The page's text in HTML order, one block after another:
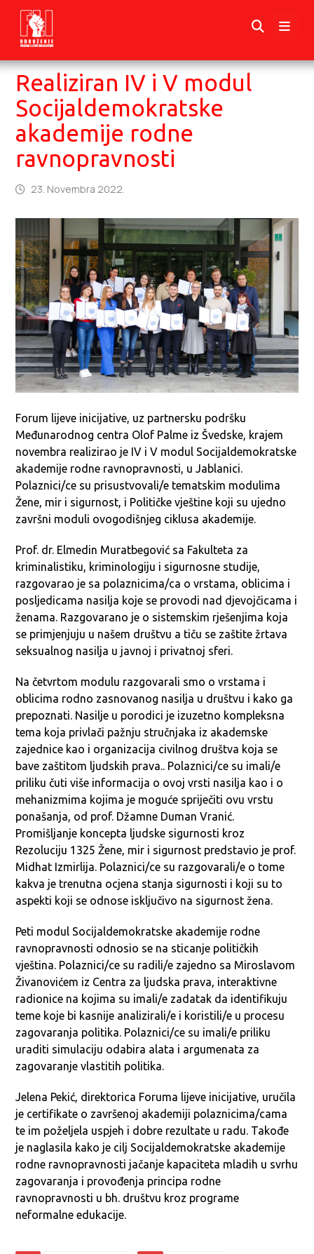
Realiziran IV i V modul
Socijaldemokratske
akademije rodne
ravnopravnosti
23. Novembra 2022.
Forum lijeve inicijative, uz partnersku podršku
Međunarodnog centra Olof Palme iz Švedske, krajem
novembra realizirao je IV i V modul Socijaldemokratske
akademije rodne ravnopravnosti, u Jablanici.
Polaznici/ce su prisustvovali/e tematskim modulima
Žene, mir i sigurnost, i Političke vještine koji su ujedno
završni moduli ovogodišnjeg ciklusa akademije.
Prof. dr. Elmedin Muratbegović sa Fakulteta za
kriminalistiku, kriminologiju i sigurnosne studije,
razgovarao je sa polaznicima/ca o vrstama, oblicima i
posljedicama nasilja koje se provodi nad djevojčicama i
ženama. Razgovarano je o sistemskim rješenjima koja
se primjenjuju u našem društvu a tiču se zaštite žrtava
seksualnog nasilja u javnoj i privatnoj sferi.
Na četvrtom modulu razgovarali smo o vrstama i
oblicima rodno zasnovanog nasilja u društvu i kako ga
prepoznati. Nasilje u porodici je izuzetno kompleksna
tema koja privlači pažnju stručnjaka iz akademske
zajednice kao i organizacija civilnog društva koja se
bave zaštitom ljudskih prava.. Polaznici/ce su imali/e
priliku čuti više informacija o ovoj vrsti nasilja kao i o
mehanizmima kojima je moguće spriječiti ovu vrstu
ponašanja, od prof. Džamne Duman Vranić.
Promišljanje koncepta ljudske sigurnosti kroz
Rezoluciju 1325 Žene, mir i sigurnost predstavio je prof.
Midhat Izmirlija. Polaznici/ce su razgovarali/e o tome
kakva je trenutna ocjena stanja sigurnosti i koji su to
aspekti koji se odnose isključivo na sigurnost žena.
Peti modul Socijaldemokratske akademije rodne
ravnopravnosti odnosio se na sticanje političkih
vještina. Polaznici/ce su radili/e zajedno sa Miroslavom
Živanovićem iz Centra za ljudska prava, interaktivne
radionice na kojima su imali/e zadatak da identifikuju
teme koje bi kasnije analizirali/e i koristili/e u procesu
zagovaranja politika. Polaznici/ce su imali/e priliku
uraditi simulaciju odabira alata i argumenata za
zagovaranje vlastitih politika.
Jelena Pekić, direktorica Foruma lijeve inicijative, uručila
je certifikate o završenoj akademiji polaznicima/cama
te im poželjela uspjeh i dobre rezultate u radu. Takođe
je naglasila kako je cilj Socijaldemokratske akademije
rodne ravnopravnosti jačanje kapaciteta mladih u svrhu
zagovaranja i provođenja principa rodne
ravnopravnosti u bh. društvu kroz programe
neformalne edukacije.